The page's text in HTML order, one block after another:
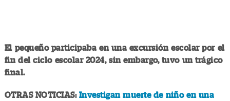
El pequeño participaba en una excursión escolar por el
fin del ciclo escolar 2024, sin embargo, tuvo un trágico
final.
OTRAS NOTICIAS: Investigan muerte de niño en una